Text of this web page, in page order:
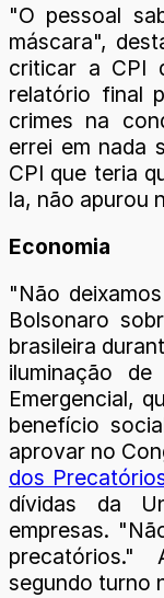
"O pessoal
máscara",
criticar a CPI
relatório final
crimes na
errei em nada
CPI que teria
la, não apurou
Economia
"Não
Bolsonaro
brasileira
iluminação
Emergencial,
benefício
aprovar no
dos
dívidas da
empresas.
segundo turno